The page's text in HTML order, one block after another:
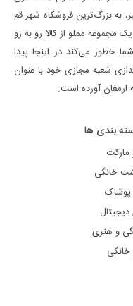
به بزرگ‌ترین فروشگاه شهر قم
مجموعه مملو از کالا رو به رو
خطور می‌کند در اینجا پیدا
شعبه مجازی خود با عنوان
ارمغان آورده است.
بندی ها
مارکت
خانگی
پوشاک
دیجیتال
و هنری
خانگی